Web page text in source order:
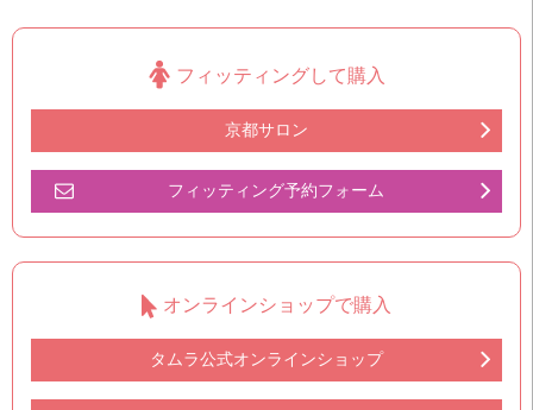
フィッティングして購入
京都サロン
フィッティング予約フォーム
オンラインショップで購入
タムラ公式オンラインショップ